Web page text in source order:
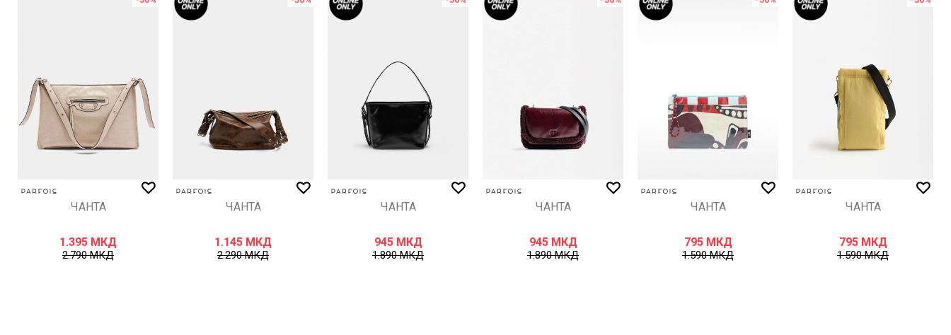
ИСПРАТИ
ЧАНТА
1.395 МКД
2.790МКД
ЧАНТА
1.145 МКД
2.290МКД
ЧАНТА
945 МКД
1.890МКД
ЧАНТА
945 МКД
1.890МКД
ЧАНТА
795 МКД
1.590МКД
ЧАНТА
795 МКД
1.590МКД